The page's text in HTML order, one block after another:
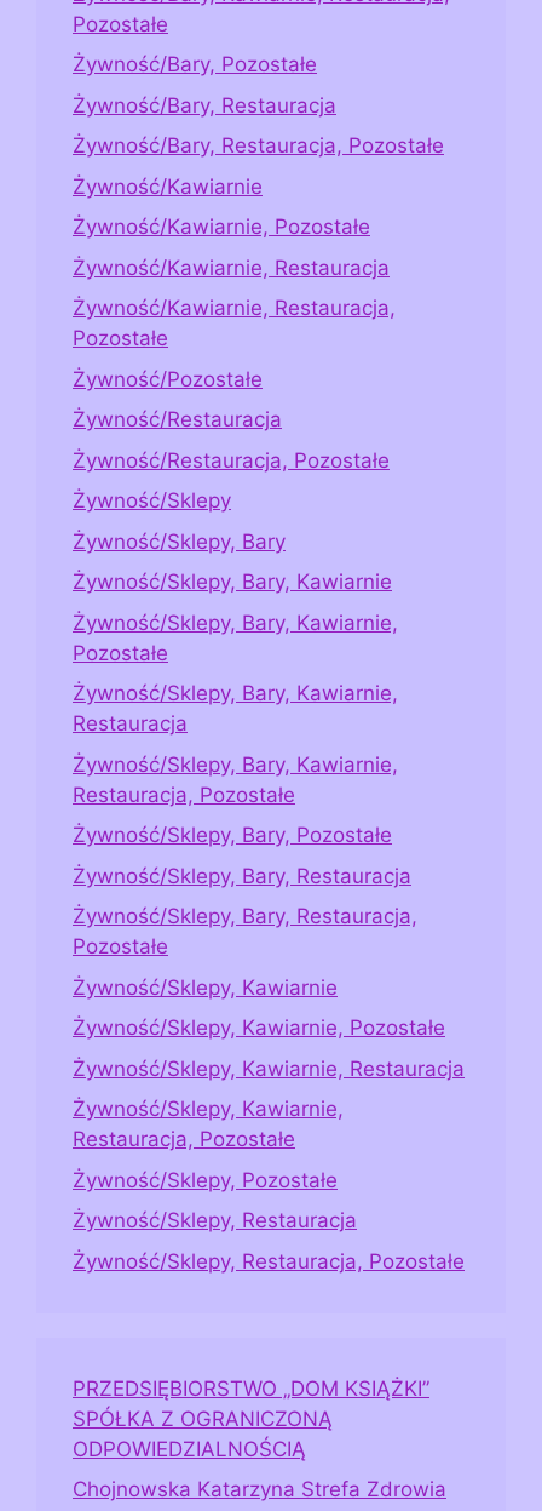
Pozostałe
Żywność/Bary, Pozostałe
Żywność/Bary, Restauracja
Żywność/Bary, Restauracja, Pozostałe
Żywność/Kawiarnie
Żywność/Kawiarnie, Pozostałe
Żywność/Kawiarnie, Restauracja
Żywność/Kawiarnie, Restauracja,
Pozostałe
Żywność/Pozostałe
Żywność/Restauracja
Żywność/Restauracja, Pozostałe
Żywność/Sklepy
Żywność/Sklepy, Bary
Żywność/Sklepy, Bary, Kawiarnie
Żywność/Sklepy, Bary, Kawiarnie,
Pozostałe
Żywność/Sklepy, Bary, Kawiarnie,
Restauracja
Żywność/Sklepy, Bary, Kawiarnie,
Restauracja, Pozostałe
Żywność/Sklepy, Bary, Pozostałe
Żywność/Sklepy, Bary, Restauracja
Żywność/Sklepy, Bary, Restauracja,
Pozostałe
Żywność/Sklepy, Kawiarnie
Żywność/Sklepy, Kawiarnie, Pozostałe
Żywność/Sklepy, Kawiarnie, Restauracja
Żywność/Sklepy, Kawiarnie,
Restauracja, Pozostałe
Żywność/Sklepy, Pozostałe
Żywność/Sklepy, Restauracja
Żywność/Sklepy, Restauracja, Pozostałe
PRZEDSIĘBIORSTWO „DOM KSIĄŻKI”
SPÓŁKA Z OGRANICZONĄ
ODPOWIEDZIALNOŚCIĄ
Chojnowska Katarzyna Strefa Zdrowia